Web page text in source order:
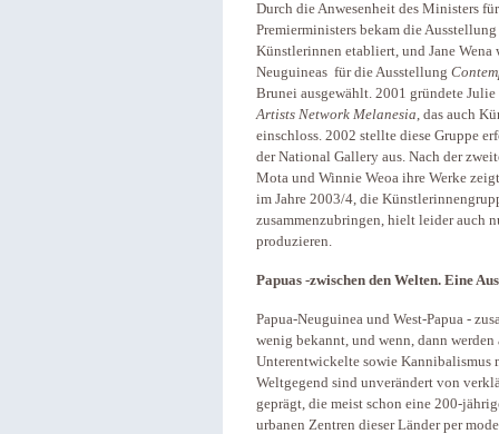
Durch die Anwesenheit des Ministers
Premierministers bekam die
Künstlerinnen etabliert, und Jane Wena
Neuguineas für die Ausstellung
Brunei ausgewählt. 2001 gründete
Artists Network Melanesia, das auch
einschloss. 2002 stellte diese Gruppe
der National Gallery aus. Nach der
Mota und Winnie Weoa ihre Werke
im Jahre 2003/4, die
zusammenzubringen, hielt leider auch
produzieren.
Papuas -zwischen den Welten. Eine
Papua-Neuguinea und West-Papua -
wenig bekannt, und wenn, dann
Unterentwickelte sowie Kannibalismus
Weltgegend sind unverändert von
geprägt, die meist schon eine 200-
urbanen Zentren dieser Länder per